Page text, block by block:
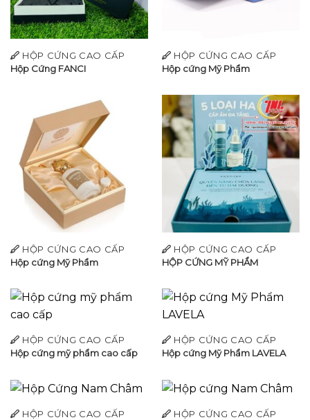
HỘP CỨNG CAO CẤP
Hộp Cứng FANCI
HỘP CỨNG CAO CẤP
Hộp cứng Mỹ Phẩm
HỘP CỨNG CAO CẤP
Hộp cứng Mỹ Phẩm
HỘP CỨNG CAO CẤP
HỘP CỨNG MỸ PHẨM
HỘP CỨNG CAO CẤP
Hộp cứng mỹ phẩm cao cấp
HỘP CỨNG CAO CẤP
Hộp cứng Mỹ Phẩm LAVELA
HỘP CỨNG CAO CẤP
HỘP CỨNG CAO CẤP